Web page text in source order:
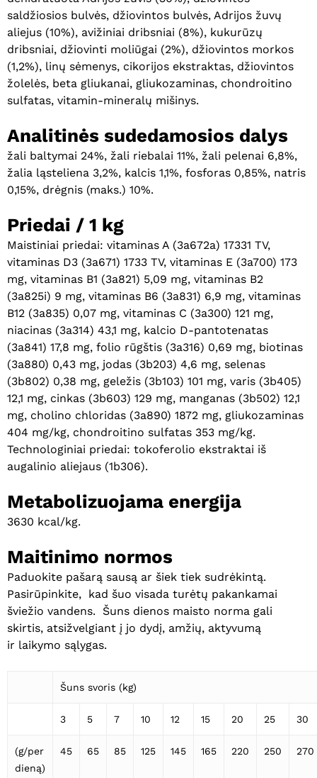
saldžiosios bulvės, džiovintos bulvės, Adrijos žuvų
aliejus (10%), avižiniai dribsniai (8%), kukurūzų
dribsniai, džiovinti moliūgai (2%), džiovintos morkos
(1,2%), linų sėmenys, cikorijos ekstraktas, džiovintos
žolelės, beta gliukanai, gliukozaminas, chondroitino
sulfatas, vitamin-mineralų mišinys.
Analitinės sudedamosios dalys
žali baltymai 24%, žali riebalai 11%, žali pelenai 6,8%,
žalia ląsteliena 3,2%, kalcis 1,1%, fosforas 0,85%, natris
0,15%, drėgnis (maks.) 10%.
Priedai / 1 kg
Maistiniai priedai: vitaminas A (3a672a) 17331 TV,
vitaminas D3 (3a671) 1733 TV, vitaminas E (3a700) 173
mg, vitaminas B1 (3a821) 5,09 mg, vitaminas B2
(3a825i) 9 mg, vitaminas B6 (3a831) 6,9 mg, vitaminas
B12 (3a835) 0,07 mg, vitaminas C (3a300) 121 mg,
niacinas (3a314) 43,1 mg, kalcio D-pantotenatas
(3a841) 17,8 mg, folio rūgštis (3a316) 0,69 mg, biotinas
(3a880) 0,43 mg, jodas (3b203) 4,6 mg, selenas
(3b802) 0,38 mg, geležis (3b103) 101 mg, varis (3b405)
12,1 mg, cinkas (3b603) 129 mg, manganas (3b502) 12,1
mg, cholino chloridas (3a890) 1872 mg, gliukozaminas
404 mg/kg, chondroitino sulfatas 353 mg/kg.
Technologiniai priedai: tokoferolio ekstraktai iš
augalinio aliejaus (1b306).
Metabolizuojama energija
3630 kcal/kg.
Maitinimo normos
Paduokite pašarą sausą ar šiek tiek sudrėkintą.
Pasirūpinkite, kad šuo visada turėtų pakankamai
šviežio vandens. Šuns dienos maisto norma gali
skirtis, atsižvelgiant į jo dydį, amžių, aktyvumą
ir laikymo sąlygas.
Šuns svoris (kg)
3 5 7 10 12 15 20 25 30
(g/per
dieną)
45 65 85 125 145 165 220 250 270